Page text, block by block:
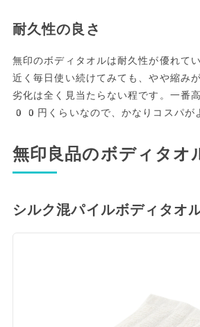
耐久性の良さ
無印のボディタオルは耐久性が優れて
近く毎日使い続けてみても、やや縮み
劣化は全く見当たらない程です。一番
00円くらいなので、かなりコスパが
無印良品のボディタオ
シルク混パイルボディタオ